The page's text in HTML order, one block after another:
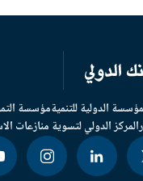
الدولية للتنميةمؤسسة
الدولي لتسوية منازعات